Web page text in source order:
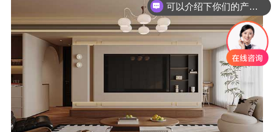
可以介绍下你们的产品么？